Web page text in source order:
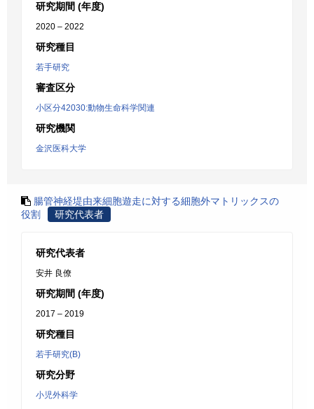
研究期間 (年度)
2020 – 2022
研究種目
若手研究
審査区分
小区分42030:動物生命科学関連
研究機関
金沢医科大学
腸管神経堤由来細胞遊走に対する細胞外マトリックスの
役割
研究代表者
研究代表者
安井 良僚
研究期間 (年度)
2017 – 2019
研究種目
若手研究(B)
研究分野
小児外科学